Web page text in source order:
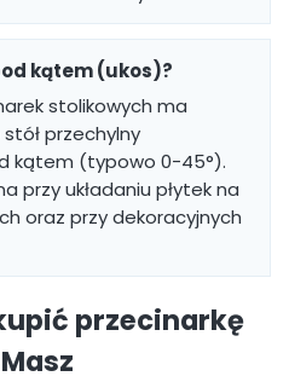
kątem (ukos)?
stolikowych ma
przechylny
kątem (typowo 0-45°).
przy układaniu płytek na
oraz przy dekoracyjnych
przecinarkę